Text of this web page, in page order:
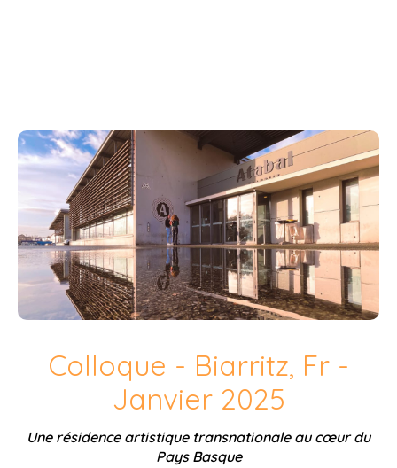
Colloque - Biarritz, Fr -
Janvier 2025
Une résidence artistique transnationale au cœur du
Pays Basque